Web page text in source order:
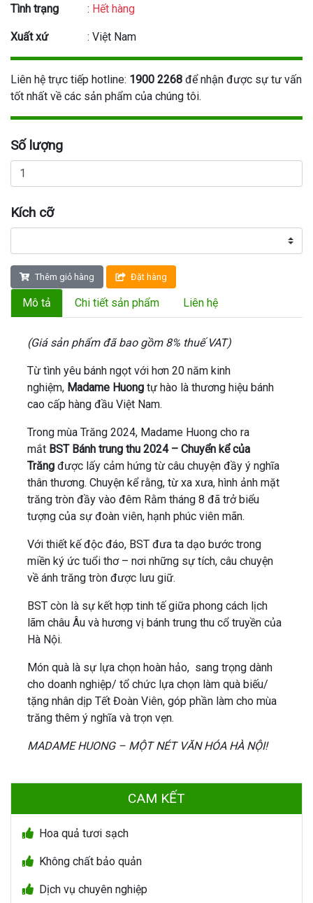
Tình trạng : Hết hàng
Xuất xứ : Việt Nam
Liên hệ trực tiếp hotline: 1900 2268 để nhận được sự tư vấn
tốt nhất về các sản phẩm của chúng tôi.
Số lượng
Kích cỡ
Thêm giỏ hàng Đặt hàng
Mô tả Chi tiết sản phẩm Liên hệ
(Giá sản phẩm đã bao gồm 8% thuế VAT)
Từ tình yêu bánh ngọt với hơn 20 năm kinh
nghiệm, Madame Huong tự hào là thương hiệu bánh
cao cấp hàng đầu Việt Nam.
Trong mùa Trăng 2024, Madame Huong cho ra
mắt BST Bánh trung thu 2024 – Chuyển kể của
Trăng được lấy cảm hứng từ câu chuyện đầy ý nghĩa
thân thương. Chuyện kể rằng, từ xa xưa, hình ảnh mặt
trăng tròn đầy vào đêm Rằm tháng 8 đã trở biểu
tượng của sự đoàn viên, hạnh phúc viên mãn.
Với thiết kế độc đáo, BST đưa ta dạo bước trong
miền ký ức tuổi thơ – nơi những sự tích, câu chuyện
về ánh trăng tròn được lưu giữ.
BST còn là sự kết hợp tinh tế giữa phong cách lịch
lãm châu Âu và hương vị bánh trung thu cổ truyền của
Hà Nội.
Món quà là sự lựa chọn hoàn hảo, sang trọng dành
cho doanh nghiệp/ tổ chức lựa chọn làm quà biếu/
tặng nhân dịp Tết Đoàn Viên, góp phần làm cho mùa
trăng thêm ý nghĩa và trọn vẹn.
MADAME HUONG – MỘT NÉT VĂN HÓA HÀ NỘI!
CAM KẾT
Hoa quả tươi sạch
Không chất bảo quản
Dịch vụ chuyên nghiệp